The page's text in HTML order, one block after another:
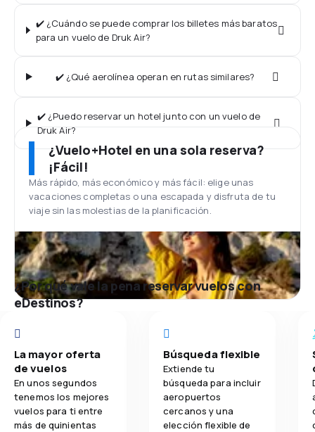
✔️ ¿Cuándo se puede comprar los billetes más baratos
para un vuelo de Druk Air?
✔️ ¿Qué aerolínea operan en rutas similares?
✔️ ¿Puedo reservar un hotel junto con un vuelo de
Druk Air?
¿Vuelo+Hotel en una sola reserva?
¡Fácil!
Más rápido, más económico y más fácil: elige unas
vacaciones completas o una escapada y disfruta de tu
viaje sin las molestias de la planificación.
¿Por qué vale la pena reservar vuelos con
eDestinos?
La mayor oferta
de vuelos
En unos segundos
tenemos los mejores
vuelos para ti entre
más de quinientas
Búsqueda flexible
Extiende tu
búsqueda para incluir
aeropuertos
cercanos y una
elección flexible de